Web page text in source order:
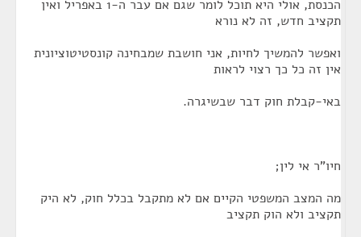
הכנסת, אולי היא תוכל לומר שגם אם עבר ה-1 באפריל ואין
תקציב חדש, זה לא נורא
ואפשר להמשיך לחיות, אני חושבת שמבחינה קונסטיטוציונית
אין זה כל כך רצוי לראות
באי-קבלת חוק דבר שבשיגרה.
חיו"ר אי לין;
מה המצב המשפטי הקיים אם לא מתקבל בכלל חוק, לא היק
תקציב ולא הוק תקציב